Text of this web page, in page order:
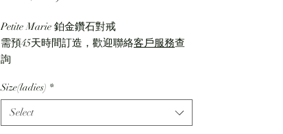
Petite Marie 鉑金鑽石對戒
需預45天時間訂造，歡迎聯絡客戶服務查
詢
ゆるいウェーブが、指を美しく見せるデ
ザイン。女性には流れるようにダイヤモ
Size(ladies) *
Select